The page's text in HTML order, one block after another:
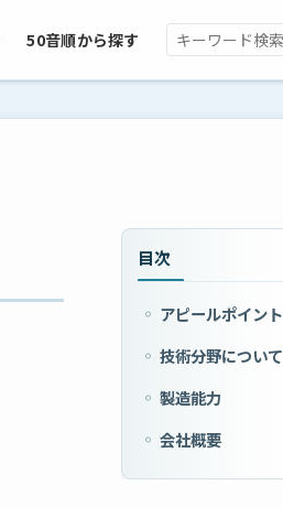
50音順から探す
目次
アピールポイント
技術分野について
製造能力
会社概要